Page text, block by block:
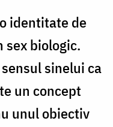
identitate de
sex biologic.
sinelui ca
un concept
unul obiectiv